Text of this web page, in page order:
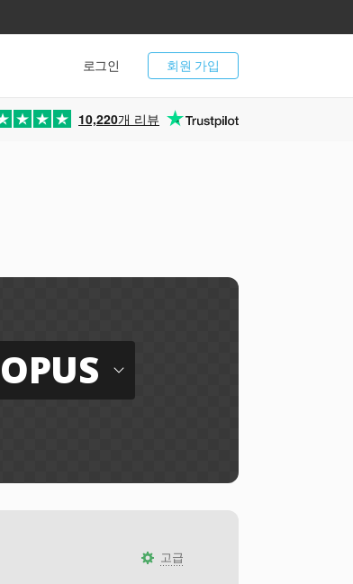
회원 가입
로그인
10,220개 리뷰
OPUS
고급